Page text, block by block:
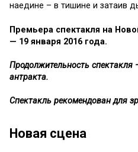
наедине – в тишине и затаив
Премьера спектакля на
— 19 января 2016 года.
Продолжительность спектакля
антракта.
Спектакль рекомендован для
Новая сцена